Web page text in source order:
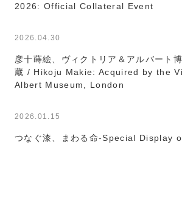
2026: Official Collateral Event
2026.04.30
彦十蒔絵、ヴィクトリア＆アルバート
蔵 / Hikoju Makie: Acquired by the
Albert Museum, London
2026.01.15
つなぐ漆、まわる命-Special Display